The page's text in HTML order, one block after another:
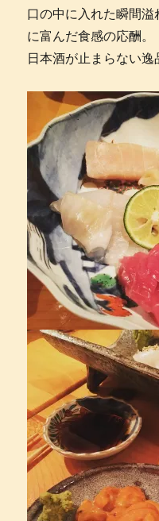
口の中に入れた瞬間
に富んだ食感の応酬。
日本酒が止まらない逸